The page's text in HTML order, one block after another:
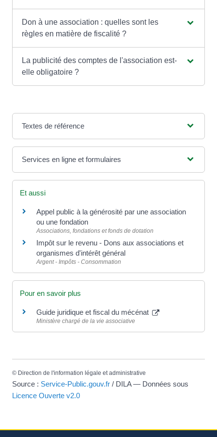
Don à une association : quelles sont les
règles en matière de fiscalité ?
La publicité des comptes de l'association est-
elle obligatoire ?
Textes de référence
Services en ligne et formulaires
Et aussi
Appel public à la générosité par une association
ou une fondation
Associations, fondations et fonds de dotation
Impôt sur le revenu - Dons aux associations et
organismes d'intérêt général
Argent - Impôts - Consommation
Pour en savoir plus
Guide juridique et fiscal du mécénat
Ministère chargé de la vie associative
© Direction de l'information légale et administrative
Source : Service-Public.gouv.fr / DILA — Données sous
Licence Ouverte v2.0